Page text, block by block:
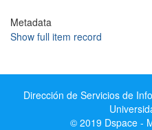
Metadata
Show full item record
Dirección de Servicios de
© 2019 Dspace -